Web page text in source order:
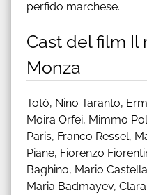
perfido marchese.
Cast del film Il
Monza
Totò, Nino Taranto,
Moira Orfei, Mimmo
Paris, Franco Ressel,
Piane, Fiorenzo
Baghino, Mario
Maria Badmayev,